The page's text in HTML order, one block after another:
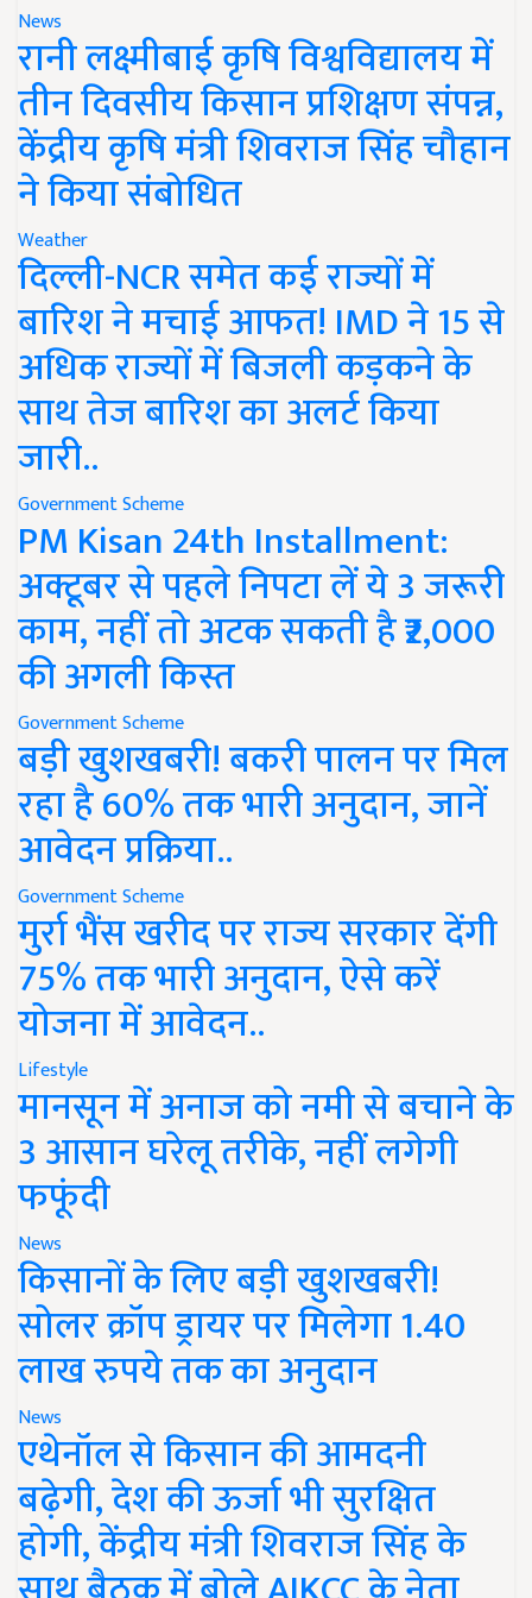
News
रानी लक्ष्मीबाई कृषि विश्वविद्यालय में
तीन दिवसीय किसान प्रशिक्षण संपन्न,
केंद्रीय कृषि मंत्री शिवराज सिंह चौहान
ने किया संबोधित
Weather
दिल्ली-NCR समेत कई राज्यों में
बारिश ने मचाई आफत! IMD ने 15 से
अधिक राज्यों में बिजली कड़कने के
साथ तेज बारिश का अलर्ट किया
जारी..
Government Scheme
PM Kisan 24th Installment:
अक्टूबर से पहले निपटा लें ये 3 जरूरी
काम, नहीं तो अटक सकती है ₹2,000
की अगली किस्त
Government Scheme
बड़ी खुशखबरी! बकरी पालन पर मिल
रहा है 60% तक भारी अनुदान, जानें
आवेदन प्रक्रिया..
Government Scheme
मुर्रा भैंस खरीद पर राज्य सरकार देंगी
75% तक भारी अनुदान, ऐसे करें
योजना में आवेदन..
Lifestyle
मानसून में अनाज को नमी से बचाने के
3 आसान घरेलू तरीके, नहीं लगेगी
फफूंदी
News
किसानों के लिए बड़ी खुशखबरी!
सोलर क्रॉप ड्रायर पर मिलेगा 1.40
लाख रुपये तक का अनुदान
News
एथेनॉल से किसान की आमदनी
बढ़ेगी, देश की ऊर्जा भी सुरक्षित
होगी, केंद्रीय मंत्री शिवराज सिंह के